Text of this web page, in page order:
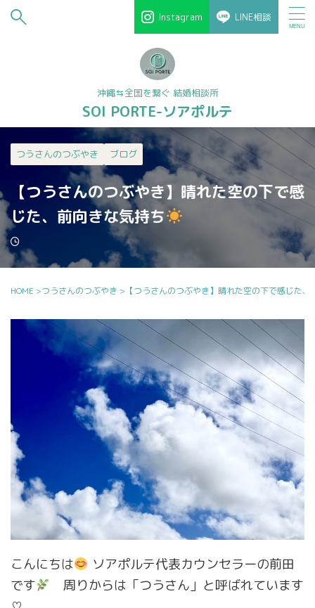
Instagram LINE相談
沖縄⇆全国を繋ぐ 結婚相談所
SOI PORTE-ソアポルテ
つうさんのつぶやき ブログ
【つうさんのつぶやき】晴れた空の下で感
じた、前向きな気持ち
HOME >つうさんのつぶやき > 【つうさんのつぶやき】晴れた空の下で感じた
こんにちは
ソアポルテ代表カウンセラーの前田
です
周りからは「つうさん」と呼ばれています